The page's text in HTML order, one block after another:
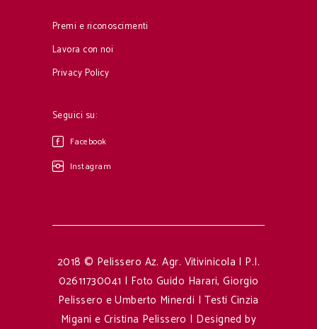
Premi e riconoscimenti
Lavora con noi
Privacy Policy
Seguici su:
Facebook
Instagram
2018 © Pelissero Az. Agr. Vitivinicola | P.I.
02611730041 | Foto Guido Harari, Giorgio
Pelissero e Umberto Minerdi | Testi Cinzia
Migani e Cristina Pelissero | Designed by